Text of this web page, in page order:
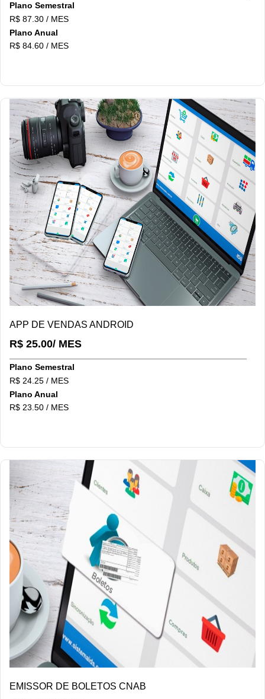
Plano Semestral
R$ 87.30 / MES
Plano Anual
R$ 84.60 / MES
DETALHES/COMPRAR
APP DE VENDAS ANDROID
R$ 25.00/ MES
Plano Semestral
R$ 24.25 / MES
Plano Anual
R$ 23.50 / MES
DETALHES/COMPRAR
EMISSOR DE BOLETOS CNAB